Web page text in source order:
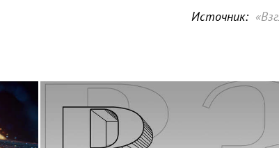
Источник: